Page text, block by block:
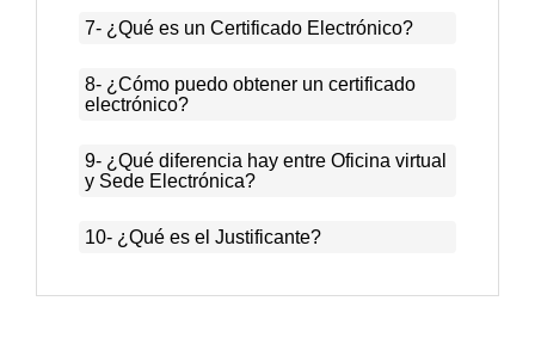
7- ¿Qué es un Certificado Electrónico?
8- ¿Cómo puedo obtener un certificado
electrónico?
9- ¿Qué diferencia hay entre Oficina virtual
y Sede Electrónica?
10- ¿Qué es el Justificante?